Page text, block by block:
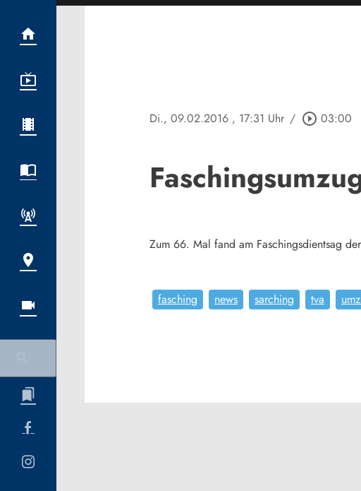
Di., 09.02.2016 , 17:31 Uhr / play_circle_outline 03:00
Zum 66. Mal fand am Faschingsdientsag
fasching news sarching tva